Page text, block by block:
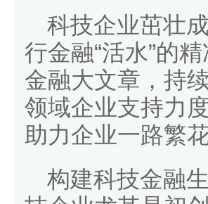
科技企业茁壮
行金融“活水”的
金融大文章，持
领域企业支持力
助力企业一路繁花
构建科技金融